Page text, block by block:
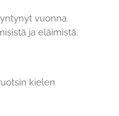
vuonna
ja eläimistä.
kielen